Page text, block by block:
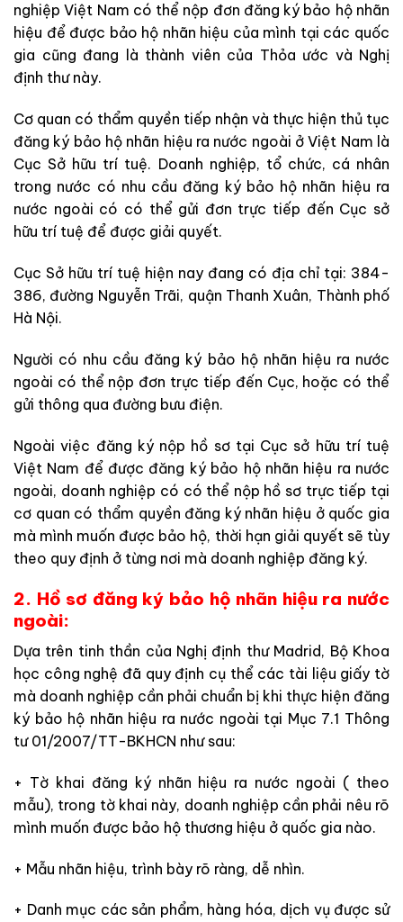
nghiệp Việt Nam có thể nộp đơn đăng ký bảo hộ nhãn
hiệu để được bảo hộ nhãn hiệu của mình tại các quốc
gia cũng đang là thành viên của Thỏa ước và Nghị
định thư này.
Cơ quan có thẩm quyền tiếp nhận và thực hiện thủ tục
đăng ký bảo hộ nhãn hiệu ra nước ngoài ở Việt Nam là
Cục Sở hữu trí tuệ. Doanh nghiệp, tổ chức, cá nhân
trong nước có nhu cầu đăng ký bảo hộ nhãn hiệu ra
nước ngoài có có thể gửi đơn trực tiếp đến Cục sở
hữu trí tuệ để được giải quyết.
Cục Sở hữu trí tuệ hiện nay đang có địa chỉ tại: 384-
386, đường Nguyễn Trãi, quận Thanh Xuân, Thành phố
Hà Nội.
Người có nhu cầu đăng ký bảo hộ nhãn hiệu ra nước
ngoài có thể nộp đơn trực tiếp đến Cục, hoặc có thể
gửi thông qua đường bưu điện.
Ngoài việc đăng ký nộp hồ sơ tại Cục sở hữu trí tuệ
Việt Nam để được đăng ký bảo hộ nhãn hiệu ra nước
ngoài, doanh nghiệp có có thể nộp hồ sơ trực tiếp tại
cơ quan có thẩm quyền đăng ký nhãn hiệu ở quốc gia
mà mình muốn được bảo hộ, thời hạn giải quyết sẽ tùy
theo quy định ở từng nơi mà doanh nghiệp đăng ký.
2. Hồ sơ đăng ký bảo hộ nhãn hiệu ra nước
ngoài:
Dựa trên tinh thần của Nghị định thư Madrid, Bộ Khoa
học công nghệ đã quy định cụ thể các tài liệu giấy tờ
mà doanh nghiệp cần phải chuẩn bị khi thực hiện đăng
ký bảo hộ nhãn hiệu ra nước ngoài tại Mục 7.1 Thông
tư 01/2007/TT-BKHCN như sau:
+ Tờ khai đăng ký nhãn hiệu ra nước ngoài ( theo
mẫu), trong tờ khai này, doanh nghiệp cần phải nêu rõ
mình muốn được bảo hộ thương hiệu ở quốc gia nào.
+ Mẫu nhãn hiệu, trình bày rõ ràng, dễ nhìn.
+ Danh mục các sản phẩm, hàng hóa, dịch vụ được sử